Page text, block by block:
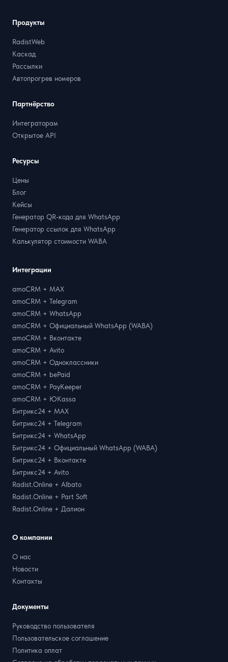
Интеграции
amoCRM + MAX
amoCRM + Telegram
amoCRM + WhatsApp
amoCRM + Официальный WhatsApp (WABA)
amoCRM + Вконтакте
amoCRM + Avito
amoCRM + Одноклассники
amoCRM + bePaid
amoCRM + PayKeeper
amoCRM + ЮKassa
Битрикс24 + MAX
Битрикс24 + Telegram
Битрикс24 + WhatsApp
Битрикс24 + Официальный WhatsApp (WABA)
Битрикс24 + Вконтакте
Битрикс24 + Avito
Radist.Online + Albato
Radist.Online + Part Soft
Radist.Online + Далион
Продукты
RadistWeb
Каскад
Рассылки
Автопрогрев номеров
Партнёрство
Интеграторам
Открытое API
Ресурсы
Цены
Блог
Кейсы
Генератор QR-кода для WhatsApp
Генератор ссылок для WhatsApp
Калькулятор стоимости WABA
О компании
О нас
Новости
Контакты
Документы
Руководство пользователя
Пользовательское соглашение
Политика оплат